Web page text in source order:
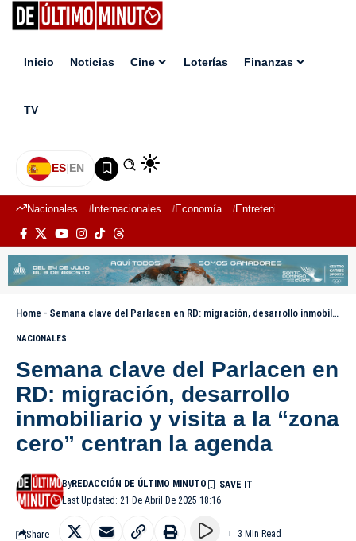
Inicio Noticias Cine Loterías Finanzas
TV
ES|EN
Nacionales Internacionales Economía Entretenimiento
Home - Semana clave del Parlacen en RD: migración, desarrollo inmobiliario y visita a la “zona cero” centran la agenda
NACIONALES
Semana clave del Parlacen en
RD: migración, desarrollo
inmobiliario y visita a la “zona
cero” centran la agenda
Last Updated: 21 De Abril De 2025 18:16
ByREDACCIÓN DE ÚLTIMO MINUTO
Share 3 Min Read